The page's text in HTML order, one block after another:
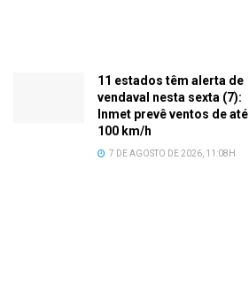
11 estados têm alerta de
vendaval nesta sexta (7):
Inmet prevê ventos de até
100 km/h
7 DE AGOSTO DE 2026, 11:08H